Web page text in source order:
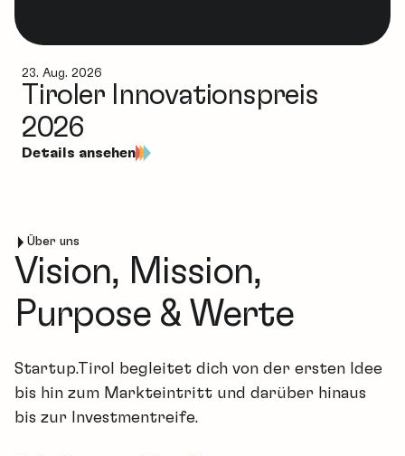
23. Aug. 2026
Tiroler Innovationspreis
2026
Details ansehen
Über uns
Vision, Mission,
Purpose & Werte
Startup.Tirol begleitet dich von der ersten Idee
bis hin zum Markteintritt und darüber hinaus
bis zur Investmentreife.